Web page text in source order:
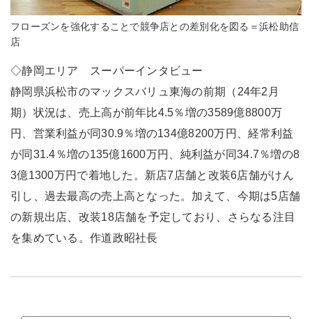
フローズンを強化することで競争店との差別化を図る＝浜松助信
店
◇静岡エリア スーパーインタビュー
静岡県浜松市のマックスバリュ東海の前期（24年2月
期）状況は、売上高が前年比4.5％増の3589億8800万
円、営業利益が同30.9％増の134億8200万円、経常利益
が同31.4％増の135億1600万円、純利益が同34.7％増の8
3億1300万円で着地した。新店7店舗と改装6店舗がけん
引し、過去最高の売上高となった。加えて、今期は5店舗
の新規出店、改装18店舗を予定しており、さらなる注目
を集めている。作道政昭社長